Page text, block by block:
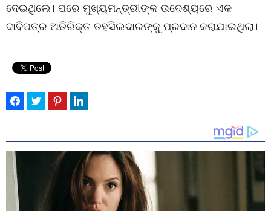
ଦେଇଥିଲେ। ପରେ ମୁଖ୍ୟମନ୍ତ୍ରୀଙ୍କ ଉଦେଶ୍ୟରେ ଏକ
ଦାବିପତ୍ର ଅତିରିକ୍ତ ତହସିଲଦାରଙ୍କୁ ପ୍ରଦାନ କରାଯାଇଥିଲା।